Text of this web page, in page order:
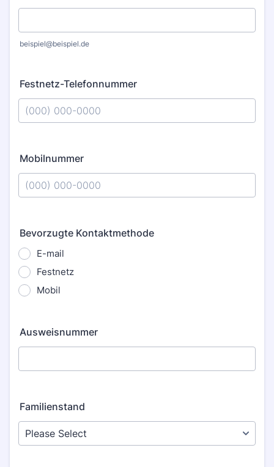
beispiel@beispiel.de
Festnetz-Telefonnummer
Mobilnummer
Bevorzugte Kontaktmethode
E-mail
Festnetz
Mobil
Ausweisnummer
Familienstand